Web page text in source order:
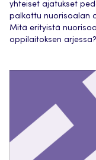
yhteiset ajatukset
palkattu nuorisoalan
Mitä erityistä
oppilaitoksen arjessa?